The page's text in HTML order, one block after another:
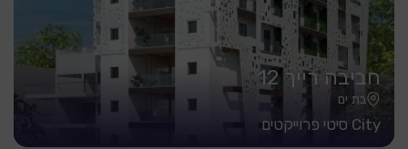
חביבה רייך 12
בת ים
City סיטי פרוייקטים